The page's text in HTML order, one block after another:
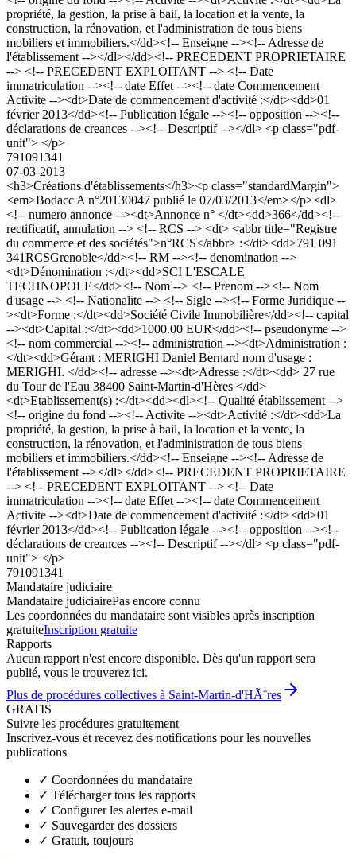
propriété, la gestion, la prise à bail, la location et la vente, la
construction, la rénovation, et l'administration de tous biens
mobiliers et immobiliers.</dd><!-- Enseigne --><!-- Adresse de
l'établissement --></dl></dd><!-- PRECEDENT PROPRIETAIRE
--> <!-- PRECEDENT EXPLOITANT --> <!-- Date
immatriculation --><!-- date Effet --><!-- date Commencement
Activite --><dt>Date de commencement d'activité :</dt><dd>01
février 2013</dd><!-- Publication légale --><!-- opposition --><!--
déclarations de creances --><!-- Descriptif --></dl> <p class="pdf-
unit"> </p>
791091341
07-03-2013
<h3>Créations d'établissements</h3><p class="standardMargin">
<em>Bodacc A n°20130047 publié le 07/03/2013</em></p><dl>
<!-- numero annonce --><dt>Annonce n° </dt><dd>366</dd><!--
rectificatif, annulation --> <!-- RCS --> <dt> <abbr title="Registre
du commerce et des sociétés">n°RCS</abbr> :</dt><dd>791 091
341RCSGrenoble</dd><!-- RM --><!-- denomination -->
<dt>Dénomination :</dt><dd>SCI L'ESCALE
TECHNOPOLE</dd><!-- Nom --> <!-- Prenom --><!-- Nom
d'usage --> <!-- Nationalite --> <!-- Sigle --><!-- Forme Juridique --
><dt>Forme :</dt><dd>Société Civile Immobilière</dd><!-- capital
--><dt>Capital :</dt><dd>1000.00 EUR</dd><!-- pseudonyme -->
<!-- nom commercial --><!-- administration --><dt>Administration :
</dt><dd>Gérant : MERIGHI Daniel Bernard nom d'usage :
MERIGHI. </dd><!-- adresse --><dt>Adresse :</dt><dd> 27 rue
du Tour de l'Eau 38400 Saint-Martin-d'Hères </dd>
<dt>Etablissement(s) :</dt><dd><dl><!-- Qualité établissement -->
<!-- origine du fond --><!-- Activite --><dt>Activité :</dt><dd>La
propriété, la gestion, la prise à bail, la location et la vente, la
construction, la rénovation, et l'administration de tous biens
mobiliers et immobiliers.</dd><!-- Enseigne --><!-- Adresse de
l'établissement --></dl></dd><!-- PRECEDENT PROPRIETAIRE
--> <!-- PRECEDENT EXPLOITANT --> <!-- Date
immatriculation --><!-- date Effet --><!-- date Commencement
Activite --><dt>Date de commencement d'activité :</dt><dd>01
février 2013</dd><!-- Publication légale --><!-- opposition --><!--
déclarations de creances --><!-- Descriptif --></dl> <p class="pdf-
unit"> </p>
791091341
Mandataire judiciaire
Mandataire judiciairePas encore connu
Les coordonnées du mandataire sont visibles après inscription
gratuiteInscription gratuite
Rapports
Aucun rapport n'est encore disponible. Dès qu'un rapport sera
publié, vous le trouverez ici.
Plus de procédures collectives à Saint-Martin-d'HÃ¨res
GRATIS
Suivre les procédures gratuitement
Inscrivez-vous et recevez des notifications pour les nouvelles
publications
✓ Coordonnées du mandataire
✓ Télécharger tous les rapports
✓ Configurer les alertes e-mail
✓ Sauvegarder des dossiers
✓ Gratuit, toujours